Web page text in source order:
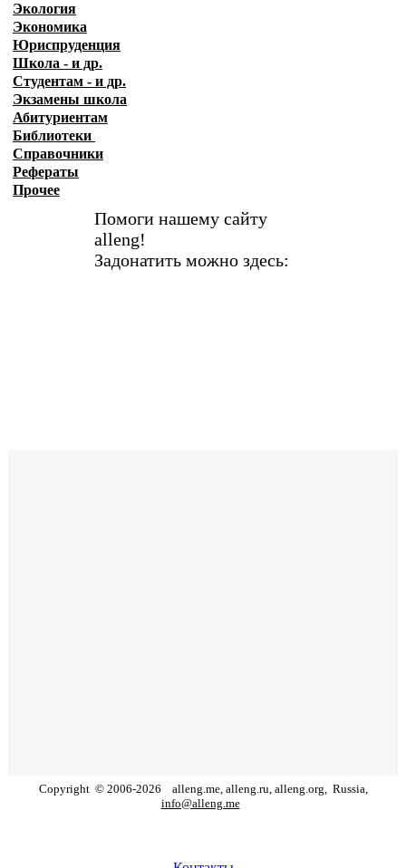
Экология
Экономика
Юриспруденция
Школа - и др.
Студентам - и др.
Экзамены школа
Абитуриентам
Библиотеки
Справочники
Рефераты
Прочее
Помоги нашему сайту
alleng!
Задонатить можно здесь:
Copyright © 2006-2026 alleng.me, alleng.ru, alleng.org, Russia,
info@alleng.me